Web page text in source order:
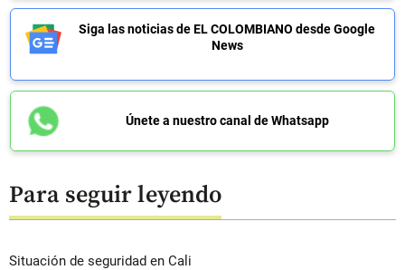
Siga las noticias de EL COLOMBIANO desde Google
News
Únete a nuestro canal de Whatsapp
Para seguir leyendo
Situación de seguridad en Cali